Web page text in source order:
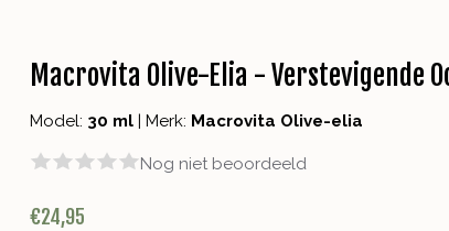
Macrovita Olive-Elia - Verstevigende
Model: 30 ml Merk: Macrovita Olive-elia
Nog niet beoordeeld
€24,95